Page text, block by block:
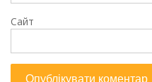
Сайт